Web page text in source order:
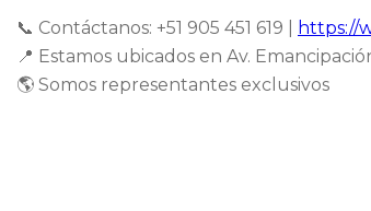
📞 Contáctanos: +51 905 451 619 |
https://
📍 Estamos ubicados en Av.
🌎 Somos representantes exclusivos